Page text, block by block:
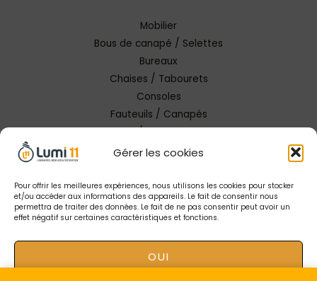
Gérer les cookies
Pour offrir les meilleures expériences, nous utilisons les cookies pour stocker
et/ou accéder aux informations des appareils. Le fait de consentir nous
permettra de traiter des données. Le fait de ne pas consentir peut avoir un
effet négatif sur certaines caractéristiques et fonctions.
OUI
Mobilier
Bous de canapé / Selettes
Bureaux
Chaises / Tabourets
Consoles
Fauteuils / Canapés
Copyright © 2026 Lumi 11 Carcassonne
Mentions Légales |Conception Tendance Digitale|